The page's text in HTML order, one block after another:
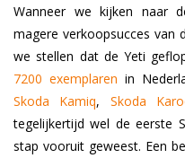
Wanneer we kijken naar
magere verkoopsucces van
we stellen dat de Yeti
7200 exemplaren in
Skoda Kamiq, Skoda
tegelijkertijd wel de eerste
stap vooruit geweest. Een